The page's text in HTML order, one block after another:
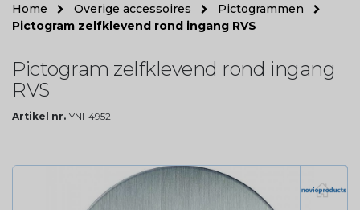
Home Overige accessoires
Pictogrammen
Pictogram zelfklevend rond ingang RVS
Pictogram zelfklevend rond ingang
RVS
Artikel nr. YNI-4952